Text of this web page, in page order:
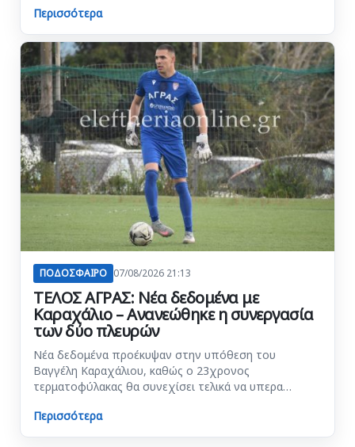
Περισσότερα
ΠΟΔΟΣΦΑΙΡΟ 07/08/2026 21:13
ΤΕΛΟΣ ΑΓΡΑΣ: Νέα δεδομένα με
Καραχάλιο – Ανανεώθηκε η συνεργασία
των δύο πλευρών
Νέα δεδομένα προέκυψαν στην υπόθεση του
Βαγγέλη Καραχάλιου, καθώς ο 23χρονος
τερματοφύλακας θα συνεχίσει τελικά να υπερα…
Περισσότερα